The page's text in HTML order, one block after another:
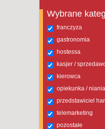
Wybrane
franczyza
gastronomia
hostessa
kasjer /
kierowca
opiekunka / niania
przedstawiciel
telemarketing
pozostałe